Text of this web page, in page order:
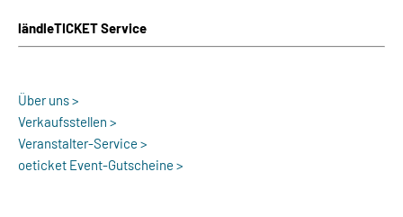
ländleTICKET Service
Über uns >
Verkaufsstellen >
Veranstalter-Service >
oeticket Event-Gutscheine >